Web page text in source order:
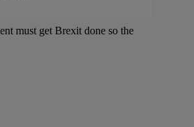
must get Brexit done so the